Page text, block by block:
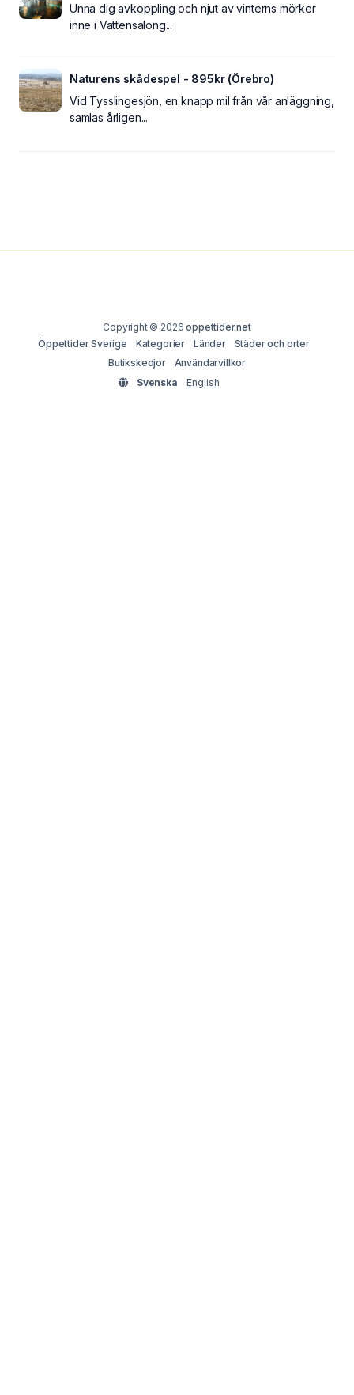
Unna dig avkoppling och njut av vinterns mörker
inne i Vattensalong...
Naturens skådespel - 895kr (Örebro)
Vid Tysslingesjön, en knapp mil från vår anläggning,
samlas årligen...
Copyright © 2026oppettider.net
Öppettider Sverige
Kategorier Länder
Städer och orter
Butikskedjor
Användarvillkor
Svenska
English